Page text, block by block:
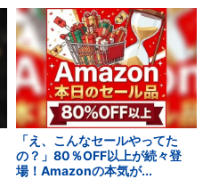
「え、こんなセールやってた
の？」80％OFF以上が続々登
場！Amazonの本気が...